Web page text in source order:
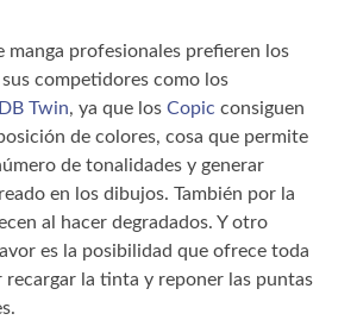
manga profesionales prefieren los
competidores como los
DB Twin, ya que losCopic consiguen
de colores, cosa que permite
de tonalidades y generar
en los dibujos. También por la
al hacer degradados. Y otro
es la posibilidad que ofrece toda
recargar la tinta y reponer las puntas